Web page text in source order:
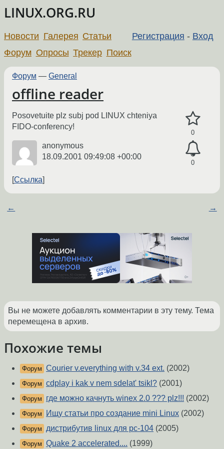
LINUX.ORG.RU
Регистрация - Вход
Новости Галерея Статьи
Форум Опросы Трекер Поиск
Форум — General
offline reader
0
0
Posovetuite plz subj pod LINUX chteniya
FIDO-conferency!
anonymous
18.09.2001 09:49:08 +00:00
Ссылка
← →
Вы не можете добавлять комментарии в эту тему. Тема
перемещена в архив.
Похожие темы
Форум Courier v.everything with v.34 ext. (2002)
Форум cdplay i kak v nem sdelat' tsikl? (2001)
Форум где можно качнуть winex 2.0 ??? plz!!! (2002)
Форум Ищу статьи про создание mini Linux (2002)
Форум дистрибутив linux для pc-104 (2005)
Форум Quake 2 accelerated.... (1999)